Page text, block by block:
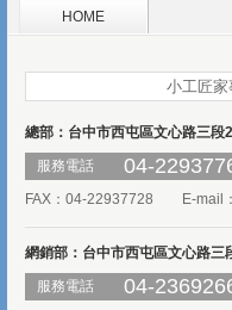
HOME
小工匠家
總部：台中市西屯區文心路三段
服務電話
04-
FAX：04-22937728 E-mail：
網銷部：台中市西屯區文心路三
服務電話
04-